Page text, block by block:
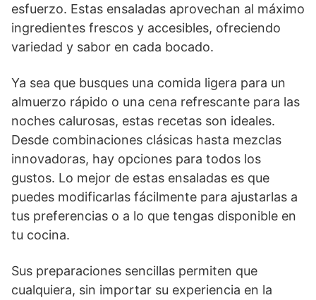
esfuerzo. Estas ensaladas aprovechan al máximo
ingredientes frescos y accesibles, ofreciendo
variedad y sabor en cada bocado.
Ya sea que busques una comida ligera para un
almuerzo rápido o una cena refrescante para las
noches calurosas, estas recetas son ideales.
Desde combinaciones clásicas hasta mezclas
innovadoras, hay opciones para todos los
gustos. Lo mejor de estas ensaladas es que
puedes modificarlas fácilmente para ajustarlas a
tus preferencias o a lo que tengas disponible en
tu cocina.
Sus preparaciones sencillas permiten que
cualquiera, sin importar su experiencia en la